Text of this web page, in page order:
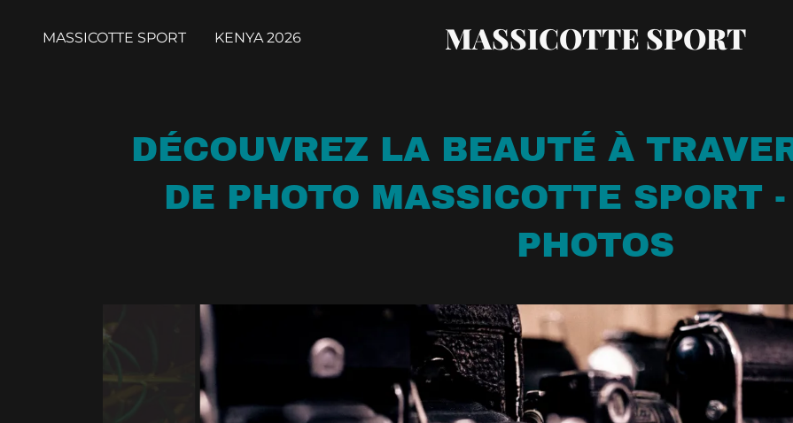
MASSICOTTE SPORT KENYA 2026 MASSICOTTE SPORT
DÉCOUVREZ LA BEAUTÉ À
DE PHOTO MASSICOTTE SPORT
PHOTOS